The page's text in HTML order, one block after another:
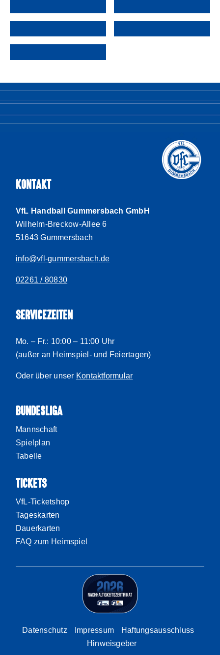
KONTAKT
VfL Handball Gummersbach GmbH
Wilhelm-Breckow-Allee 6
51643 Gummersbach
info@vfl-gummersbach.de
02261 / 80830
SERVICEZEITEN
Mo. – Fr.: 10:00 – 11:00 Uhr
(außer an Heimspiel- und Feiertagen)
Oder über unser Kontaktformular
BUNDESLIGA
Mannschaft
Spielplan
Tabelle
TICKETS
VfL-Ticketshop
Tageskarten
Dauerkarten
FAQ zum Heimspiel
Datenschutz Impressum
Haftungsausschluss
Hinweisgeber